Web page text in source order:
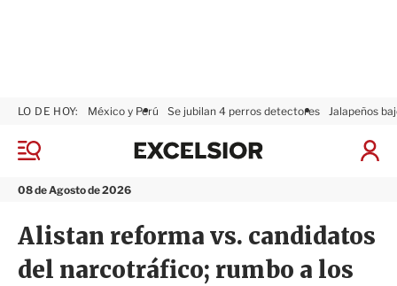
M
n
08 de Agosto de 2026
LO DE HOY: México y Perú Se jubilan 4 perros detectores Jalapeños
I
a
x
i
o
r
Alistan reforma vs. candidatos
del narcotráfico; rumbo a los